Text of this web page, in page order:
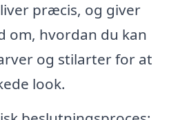
præcis, og giver
om, hvordan du kan
og stilarter for at
look.